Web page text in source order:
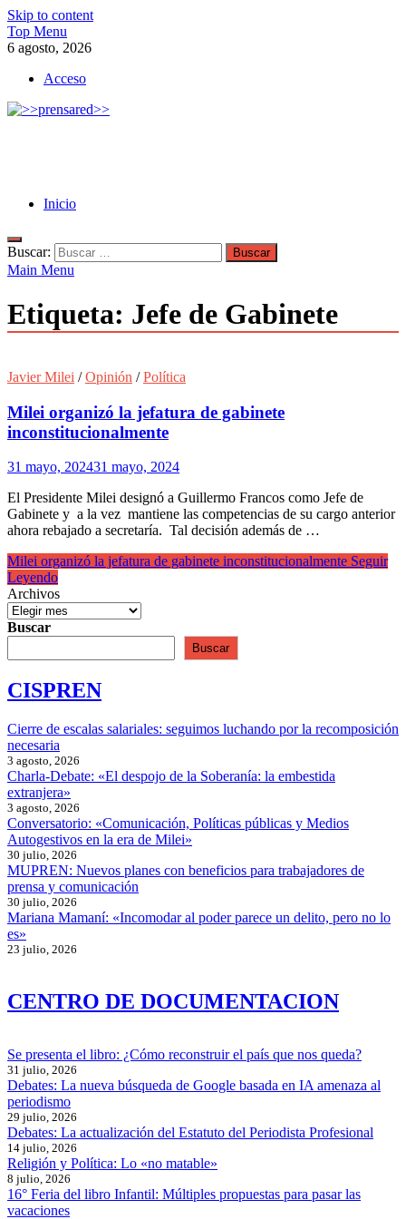
Skip to content
Top Menu
6 agosto, 2026
Acceso
Inicio
Buscar:
Main Menu
Etiqueta: Jefe de Gabinete
Javier Milei /Opinión /Política
Milei organizó la jefatura de gabinete
inconstitucionalmente
31 mayo, 202431 mayo, 2024
El Presidente Milei designó a Guillermo Francos como Jefe de
Gabinete y a la vez mantiene las competencias de su cargo anterior
ahora rebajado a secretaría. Tal decisión además de …
Milei organizó la jefatura de gabinete inconstitucionalmente Seguir
Leyendo
Archivos
Buscar
Buscar
CISPREN
Cierre de escalas salariales: seguimos luchando por la recomposición
necesaria
3 agosto, 2026
Charla-Debate: «El despojo de la Soberanía: la embestida
extranjera»
3 agosto, 2026
Conversatorio: «Comunicación, Políticas públicas y Medios
Autogestivos en la era de Milei»
30 julio, 2026
MUPREN: Nuevos planes con beneficios para trabajadores de
prensa y comunicación
30 julio, 2026
Mariana Mamaní: «Incomodar al poder parece un delito, pero no lo
es»
23 julio, 2026
CENTRO DE DOCUMENTACION
Se presenta el libro: ¿Cómo reconstruir el país que nos queda?
31 julio, 2026
Debates: La nueva búsqueda de Google basada en IA amenaza al
periodismo
29 julio, 2026
Debates: La actualización del Estatuto del Periodista Profesional
14 julio, 2026
Religión y Política: Lo «no matable»
8 julio, 2026
16° Feria del libro Infantil: Múltiples propuestas para pasar las
vacaciones